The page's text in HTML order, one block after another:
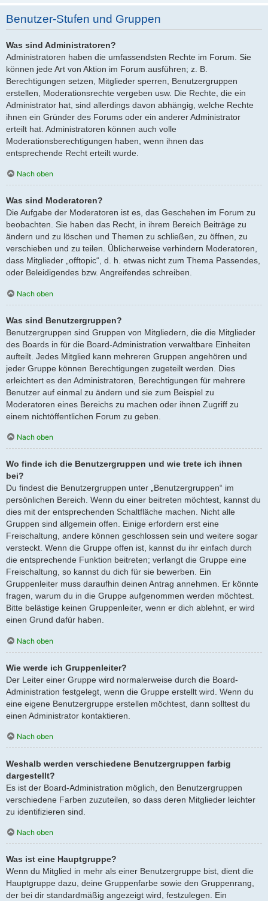
Benutzer-Stufen und Gruppen
Was sind Administratoren?
Administratoren haben die umfassendsten Rechte im Forum. Sie
können jede Art von Aktion im Forum ausführen; z. B.
Berechtigungen setzen, Mitglieder sperren, Benutzergruppen
erstellen, Moderationsrechte vergeben usw. Die Rechte, die ein
Administrator hat, sind allerdings davon abhängig, welche Rechte
ihnen ein Gründer des Forums oder ein anderer Administrator
erteilt hat. Administratoren können auch volle
Moderationsberechtigungen haben, wenn ihnen das
entsprechende Recht erteilt wurde.
Nach oben
Was sind Moderatoren?
Die Aufgabe der Moderatoren ist es, das Geschehen im Forum zu
beobachten. Sie haben das Recht, in ihrem Bereich Beiträge zu
ändern und zu löschen und Themen zu schließen, zu öffnen, zu
verschieben und zu teilen. Üblicherweise verhindern Moderatoren,
dass Mitglieder „offtopic“, d. h. etwas nicht zum Thema Passendes,
oder Beleidigendes bzw. Angreifendes schreiben.
Nach oben
Was sind Benutzergruppen?
Benutzergruppen sind Gruppen von Mitgliedern, die die Mitglieder
des Boards in für die Board-Administration verwaltbare Einheiten
aufteilt. Jedes Mitglied kann mehreren Gruppen angehören und
jeder Gruppe können Berechtigungen zugeteilt werden. Dies
erleichtert es den Administratoren, Berechtigungen für mehrere
Benutzer auf einmal zu ändern und sie zum Beispiel zu
Moderatoren eines Bereichs zu machen oder ihnen Zugriff zu
einem nichtöffentlichen Forum zu geben.
Nach oben
Wo finde ich die Benutzergruppen und wie trete ich ihnen
bei?
Du findest die Benutzergruppen unter „Benutzergruppen“ im
persönlichen Bereich. Wenn du einer beitreten möchtest, kannst du
dies mit der entsprechenden Schaltfläche machen. Nicht alle
Gruppen sind allgemein offen. Einige erfordern erst eine
Freischaltung, andere können geschlossen sein und weitere sogar
versteckt. Wenn die Gruppe offen ist, kannst du ihr einfach durch
die entsprechende Funktion beitreten; verlangt die Gruppe eine
Freischaltung, so kannst du dich für sie bewerben. Ein
Gruppenleiter muss daraufhin deinen Antrag annehmen. Er könnte
fragen, warum du in die Gruppe aufgenommen werden möchtest.
Bitte belästige keinen Gruppenleiter, wenn er dich ablehnt, er wird
einen Grund dafür haben.
Nach oben
Wie werde ich Gruppenleiter?
Der Leiter einer Gruppe wird normalerweise durch die Board-
Administration festgelegt, wenn die Gruppe erstellt wird. Wenn du
eine eigene Benutzergruppe erstellen möchtest, dann solltest du
einen Administrator kontaktieren.
Nach oben
Weshalb werden verschiedene Benutzergruppen farbig
dargestellt?
Es ist der Board-Administration möglich, den Benutzergruppen
verschiedene Farben zuzuteilen, so dass deren Mitglieder leichter
zu identifizieren sind.
Nach oben
Was ist eine Hauptgruppe?
Wenn du Mitglied in mehr als einer Benutzergruppe bist, dient die
Hauptgruppe dazu, deine Gruppenfarbe sowie den Gruppenrang,
der bei dir standardmäßig angezeigt wird, festzulegen. Ein